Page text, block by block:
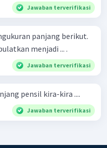
Jawaban terverifikasi
panjang berikut.
menjadi ... .
Jawaban terverifikasi
gambar berikut! Panjang pensil kira-kira ....
Jawaban terverifikasi